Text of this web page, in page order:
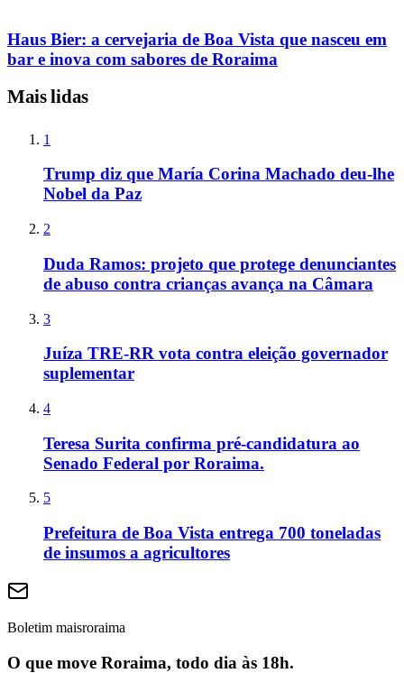
Haus Bier: a cervejaria de Boa Vista que nasceu em
bar e inova com sabores de Roraima
Mais lidas
1
Trump diz que María Corina Machado deu-lhe
Nobel da Paz
2
Duda Ramos: projeto que protege denunciantes
de abuso contra crianças avança na Câmara
3
Juíza TRE-RR vota contra eleição governador
suplementar
4
Teresa Surita confirma pré-candidatura ao
Senado Federal por Roraima.
5
Prefeitura de Boa Vista entrega 700 toneladas
de insumos a agricultores
Boletim maisroraima
O que move Roraima, todo dia às 18h.